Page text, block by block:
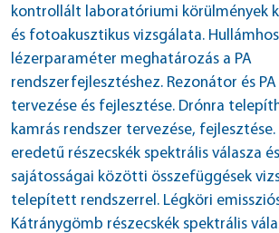
kontrollált laboratóriumi körülmények
és fotoakusztikus vizsgálata.
lézerparaméter meghatározás a PA
rendszerfejlesztéshez. Rezonátor és
tervezése és fejlesztése. Drónra
kamrás rendszer tervezése, fejlesztése.
eredetű részecskék spektrális válasza
sajátosságai közötti összefüggések
telepített rendszerrel. Légköri
Kátránygömb részecskék spektrális